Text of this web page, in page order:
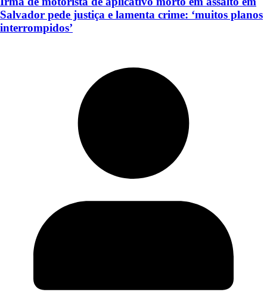
Salvador pede justiça e lamenta crime: ‘muitos planos
interrompidos’